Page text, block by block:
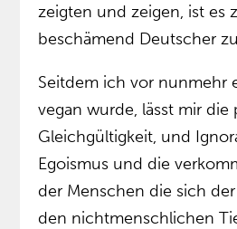
zeigten und zeigen, ist es
beschämend Deutscher
Seitdem ich vor nunmehr
vegan wurde, lässt mir die
Gleichgültigkeit, und
Egoismus und die
der Menschen die sich
den nichtmenschlichen